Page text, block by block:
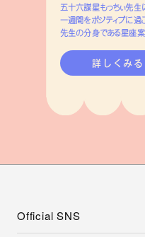
五十六謀星もっちぃ先生
一週間をポジティブに過
先生の分身である星座案
詳しくみる
Official SNS